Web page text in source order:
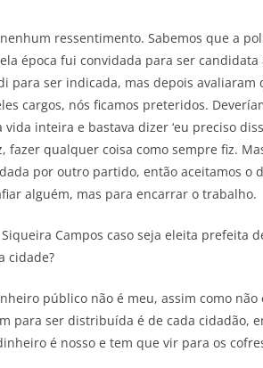
ressentimento. Sabemos que a
época fui convidada para ser
para ser indicada, mas depois
cargos, nós ficamos preteridos.
inteira e bastava dizer ‘eu preciso
fazer qualquer coisa como sempre fiz.
por outro partido, então aceitamos o
alguém, mas para encarrar o trabalho.
Campos caso seja eleita prefeita
cidade?
público não é meu, assim como
para ser distribuída é de cada cidadão,
é nosso e tem que vir para os